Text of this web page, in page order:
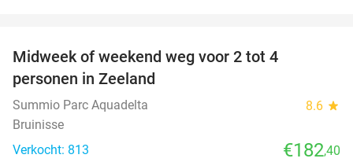
Midweek of weekend weg voor 2 tot 4
personen in Zeeland
Summio Parc Aquadelta 8.6 star
Bruinisse
Verkocht: 813
€182,40